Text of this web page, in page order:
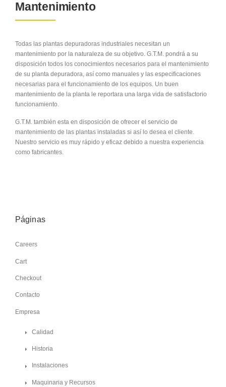
Mantenimiento
Todas las plantas depuradoras industriales necesitan un
mantenimiento por la naturaleza de su objetivo. G.T.M. pondrá a su
disposición todos los conocimientos necesarios para el mantenimiento
de su planta depuradora, así como manuales y las especificaciones
necesarias para el funcionamiento de los equipos. Un buen
mantenimiento de la planta le reportara una larga vida de satisfactorio
funcionamiento.
G.T.M. también esta en disposición de ofrecer el servicio de
mantenimiento de las plantas instaladas si así lo desea el cliente.
Nuestro servicio es muy rápido y eficaz debido a nuestra experiencia
como fabricantes.
Páginas
Careers
Cart
Checkout
Contacto
Empresa
Calidad
Historia
Instalaciones
Maquinaria y Recursos